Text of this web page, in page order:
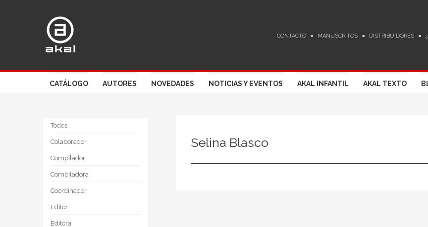
CONTACTO MANUSCRITOS DISTRIBUIDORES
CATÁLOGO AUTORES NOVEDADES NOTICIAS Y EVENTOS AKAL INFANTIL AKAL TEXTO
Todos
Colaborador
Compilador
Compiladora
Coordinador
Editor
Editora
Selina Blasco